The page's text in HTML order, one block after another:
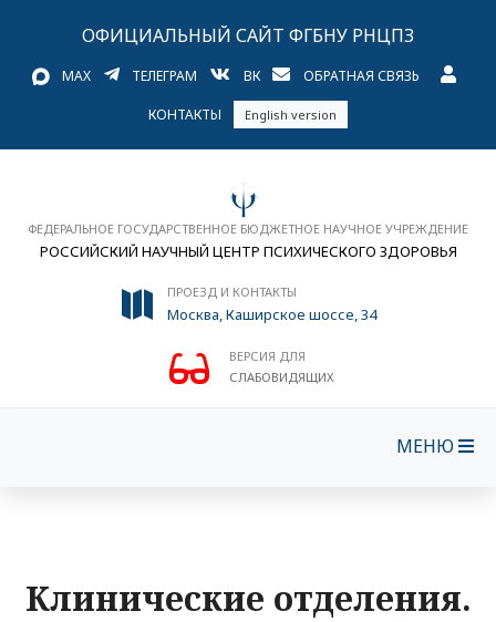
ОФИЦИАЛЬНЫЙ САЙТ ФГБНУ РНЦПЗ
MAX ТЕЛЕГРАМ ВК ОБРАТНАЯ СВЯЗЬ
КОНТАКТЫ English version
ФЕДЕРАЛЬНОЕ ГОСУДАРСТВЕННОЕ БЮДЖЕТНОЕ НАУЧНОЕ УЧРЕЖДЕНИЕ
РОССИЙСКИЙ НАУЧНЫЙ ЦЕНТР ПСИХИЧЕСКОГО ЗДОРОВЬЯ
ПРОЕЗД И КОНТАКТЫ
Москва, Каширское шоссе, 34
ВЕРСИЯ ДЛЯ
СЛАБОВИДЯЩИХ
МЕНЮ
Клинические отделения.